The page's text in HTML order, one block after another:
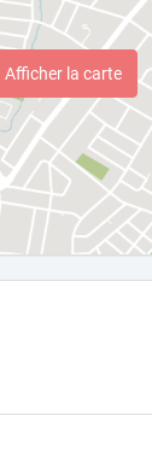
Afficher la carte